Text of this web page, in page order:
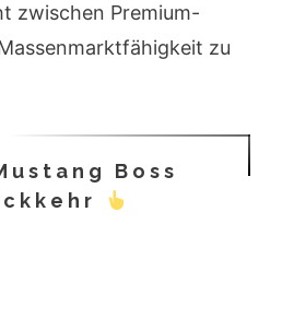
zwischen Premium-
zu
Boss